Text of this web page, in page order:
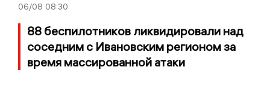
06/08 08:30
88 беспилотников ликвидировали над
соседним с Ивановским регионом за
время массированной атаки